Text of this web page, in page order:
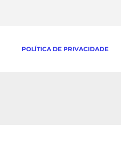
POLÍTICA DE PRIVACIDADE